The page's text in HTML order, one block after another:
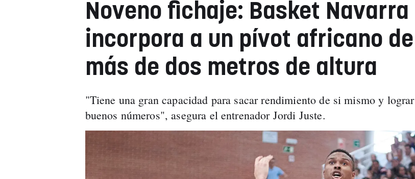
Noveno fichaje: Basket Navarra
incorpora a un pívot africano de
más de dos metros de altura
"Tiene una gran capacidad para sacar rendimiento de si mismo y lograr
buenos números", asegura el entrenador Jordi Juste.